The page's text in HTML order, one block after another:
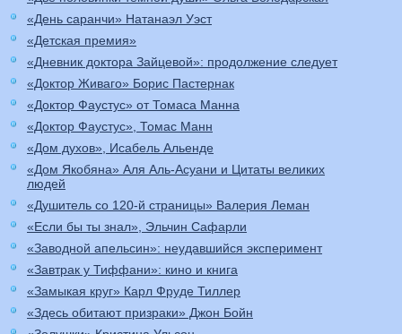
«День саранчи» Натанаэл Уэст
«Детская премия»
«Дневник доктора Зайцевой»: продолжение следует
«Доктор Живаго» Борис Пастернак
«Доктор Фаустус» от Томаса Манна
«Доктор Фаустус», Томас Манн
«Дом духов», Исабель Альенде
«Дом Якобяна» Аля Аль-Асуани и Цитаты великих
людей
«Душитель со 120-й страницы» Валерия Леман
«Если бы ты знал», Эльчин Сафарли
«Заводной апельсин»: неудавшийся эксперимент
«Завтрак у Тиффани»: кино и книга
«Замыкая круг» Карл Фруде Тиллер
«Здесь обитают призраки» Джон Бойн